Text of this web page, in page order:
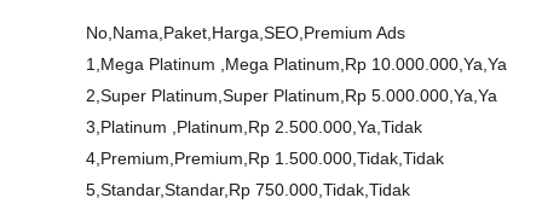
No,Nama,Paket,Harga,SEO,Premium Ads
1,Mega Platinum ,Mega Platinum,Rp 10.000.000,Ya,Ya
2,Super Platinum,Super Platinum,Rp 5.000.000,Ya,Ya
3,Platinum ,Platinum,Rp 2.500.000,Ya,Tidak
4,Premium,Premium,Rp 1.500.000,Tidak,Tidak
5,Standar,Standar,Rp 750.000,Tidak,Tidak